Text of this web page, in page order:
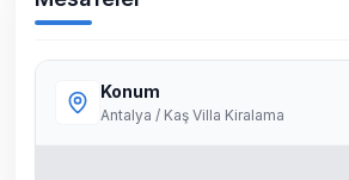
Konum
Antalya / Kaş Villa Kiralama